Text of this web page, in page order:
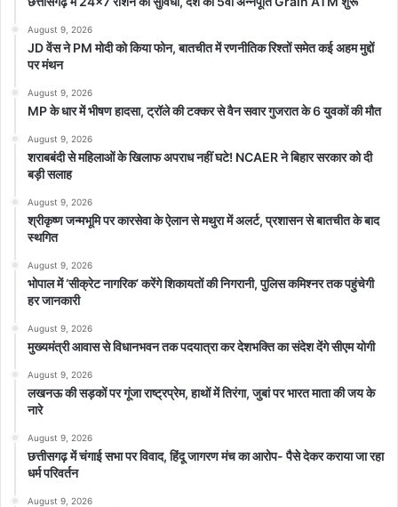
मीन राशि-अपनी सोशल लाइफ को बेहतर बनाने की कोशिश करें। अपने काम की
आदतों पर फोकस करें। साझेदारी और लगन के साथ किए गए कार्यों से सभी
August 9, 2026
JD वेंस ने PM मोदी को किया फोन, बातचीत में रणनीतिक रिश्तों समेत कई अहम मुद्दों
पर मंथन
August 9, 2026
MP के धार में भीषण हादसा, ट्रॉले की टक्कर से वैन सवार गुजरात के 6 युवकों की मौत
August 9, 2026
शराबबंदी से महिलाओं के खिलाफ अपराध नहीं घटे! NCAER ने बिहार सरकार को दी
बड़ी सलाह
August 9, 2026
श्रीकृष्ण जन्मभूमि पर कारसेवा के ऐलान से मथुरा में अलर्ट, प्रशासन से बातचीत के बाद
स्थगित
August 9, 2026
भोपाल में ‘सीक्रेट नागरिक’ करेंगे शिकायतों की निगरानी, पुलिस कमिश्नर तक पहुंचेगी
हर जानकारी
August 9, 2026
मुख्यमंत्री आवास से विधानभवन तक पदयात्रा कर देशभक्ति का संदेश देंगे सीएम योगी
August 9, 2026
लखनऊ की सड़कों पर गूंजा राष्ट्रप्रेम, हाथों में तिरंगा, जुबां पर भारत माता की जय के
नारे
August 9, 2026
छत्तीसगढ़ में चंगाई सभा पर विवाद, हिंदू जागरण मंच का आरोप- पैसे देकर कराया जा रहा
धर्म परिवर्तन
August 9, 2026